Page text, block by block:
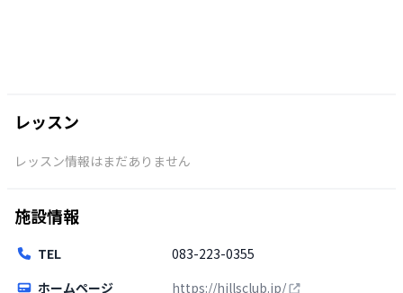
レッスン
レッスン情報はまだありません
施設情報
TEL
083-223-0355
ホームページ
https://hillsclub.jp/